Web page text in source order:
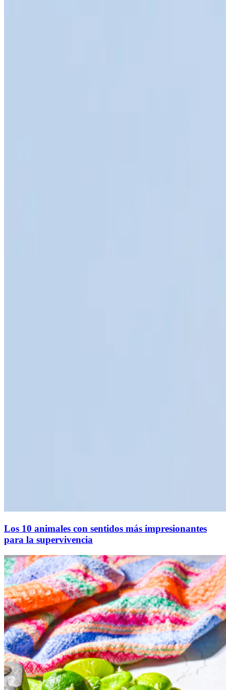
Los 10 animales con sentidos más impresionantes
para la supervivencia